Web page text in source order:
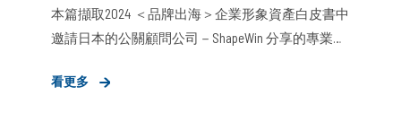
本篇擷取2024 ＜品牌出海＞企業形象資產白皮書中
邀請日本的公關顧問公司－ShapeWin 分享的專業觀
功關鍵，以及在地公關顧問的角色與影響力。
看更多